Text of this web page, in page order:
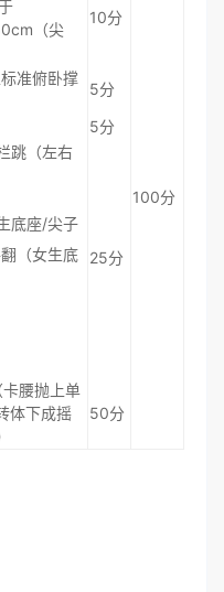
100分
（尖
10分
准俯卧撑
5分
5分
跳（左右
底座/尖子
（女生底
25分
腰抛上单
体下成摇
50分